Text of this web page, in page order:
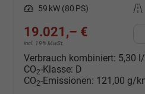
Leistung 59 kW (80 PS) Kilometerstand
19.021,– €
incl. 19% MwSt.
Verbrauch kombiniert: 5,30
CO2-Klasse: D
CO2-Emissionen: 121,00 g/